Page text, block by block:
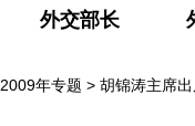
外交部长
2009年专题 > 胡锦涛主席